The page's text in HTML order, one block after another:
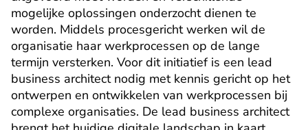
mogelijke oplossingen onderzocht dienen te
worden. Middels procesgericht werken wil de
organisatie haar werkprocessen op de lange
termijn versterken. Voor dit initiatief is een lead
business architect nodig met kennis gericht op het
ontwerpen en ontwikkelen van werkprocessen bij
complexe organisaties. De lead business architect